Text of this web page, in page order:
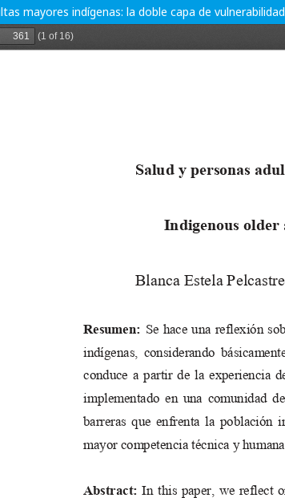
mayores indígenas: la doble capa de vulnerabilidad